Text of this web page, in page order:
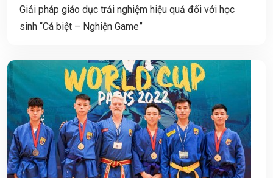
Giải pháp giáo dục trải nghiệm hiệu quả đối với học
sinh “Cá biệt – Nghiện Game”